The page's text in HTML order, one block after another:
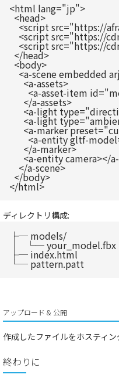
<html lang="jp">
  <head>
<script
<script
<script
  </head>
  <body>
<a-scene embedded
      <a-assets>
<a-asset-item
      </a-assets>
<a-light
<a-light
<a-marker
<a-entity gltf-
      </a-marker>
<a-entity camera></
    </a-scene>
  </body>
ディレクトリ構成:
├─ models/
│   └─ your_model.fbx
├─ index.html
アップロード & 公開
作成したファイルをホスティン
終わりに